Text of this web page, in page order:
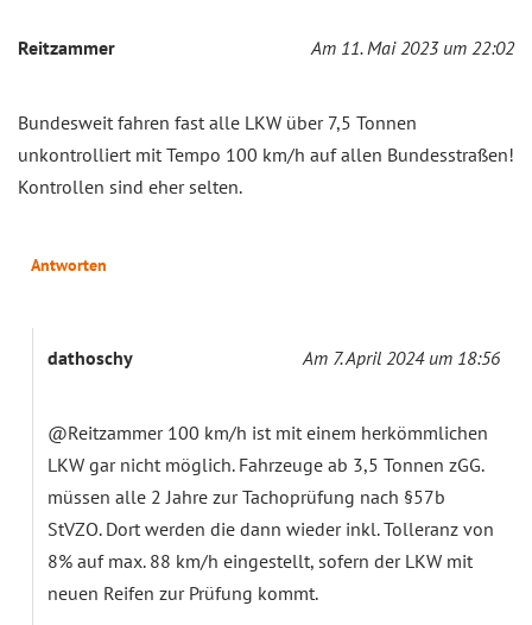
Reitzammer Am 11. Mai 2023 um 22:02
Bundesweit fahren fast alle LKW über 7,5 Tonnen
unkontrolliert mit Tempo 100 km/h auf allen Bundesstraßen!
Kontrollen sind eher selten.
Antworten
dathoschy Am 7. April 2024 um 18:56
@Reitzammer 100 km/h ist mit einem herkömmlichen
LKW gar nicht möglich. Fahrzeuge ab 3,5 Tonnen zGG.
müssen alle 2 Jahre zur Tachoprüfung nach §57b
StVZO. Dort werden die dann wieder inkl. Tolleranz von
8% auf max. 88 km/h eingestellt, sofern der LKW mit
neuen Reifen zur Prüfung kommt.